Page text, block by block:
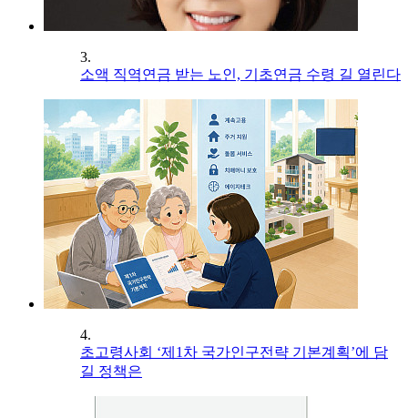
3.
소액 직역연금 받는 노인, 기초연금 수령 길 열린다
4.
초고령사회 ‘제1차 국가인구전략 기본계획’에 담
길 정책은